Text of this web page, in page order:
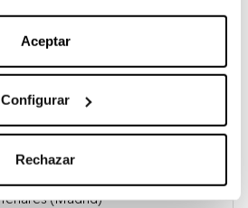
.
Aceptar
Configurar
Rechazar
4 (N-I Salida 19)
De Los Reyes (Madrid)
(Madrid)